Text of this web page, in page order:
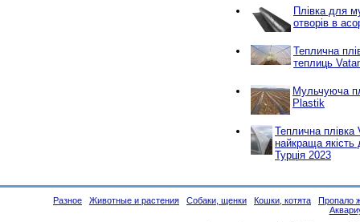
Плівка для
отворів в
Теплична
теплиць
Мульчуюча
Plastik
Теплична
найкраща
Турція 2023
Разное Животные и растения Собаки, щенки Кошки, котята
Пропало